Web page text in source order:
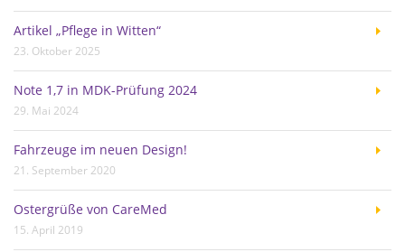
Artikel „Pflege in Witten“
23. Oktober 2025
Note 1,7 in MDK-Prüfung 2024
29. Mai 2024
Fahrzeuge im neuen Design!
21. September 2020
Ostergrüße von CareMed
15. April 2019